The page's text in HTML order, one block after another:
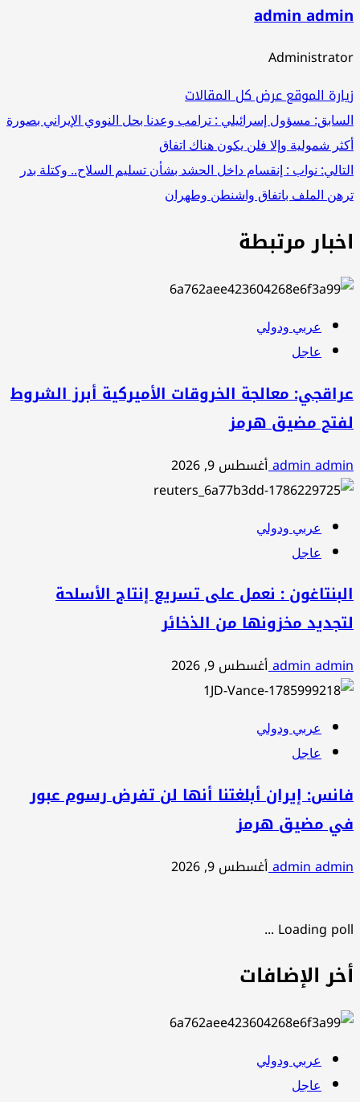
admin admin
Administrator
زيارة الموقععرض كل المقالات
تصفّح
المقالات
السابق: مسؤول إسرائيلي : ترامب وعدنا بحل النووي الإيراني بصورة
أكثر شمولية وإلا فلن يكون هناك اتفاق
التالي: نواب : إنقسام داخل الحشد بشأن تسليم السلاح.. وكتلة بدر
ترهن الملف باتفاق واشنطن وطهران
اخبار مرتبطة
عربي ودولي
عاجل
عراقجي: معالجة الخروقات الأميركية أبرز الشروط
لفتح مضيق هرمز
admin adminأغسطس 9, 2026
عربي ودولي
عاجل
البنتاغون : نعمل على تسريع إنتاج الأسلحة
لتجديد مخزونها من الذخائر
admin adminأغسطس 9, 2026
عربي ودولي
عاجل
فانس: إيران أبلغتنا أنها لن تفرض رسوم عبور
في مضيق هرمز
admin adminأغسطس 9, 2026
Loading poll ...
أخر الإضافات
عربي ودولي
عاجل